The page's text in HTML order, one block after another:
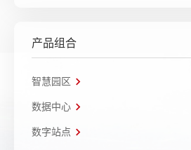
产品组合
智慧园区
数据中心
数字站点